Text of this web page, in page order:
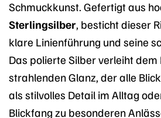
Schmuckkunst. Gefertigt aus
Sterlingsilber, besticht dieser
klare Linienführung und seine
Das polierte Silber verleiht dem
strahlenden Glanz, der alle
als stilvolles Detail im Alltag
Blickfang zu besonderen